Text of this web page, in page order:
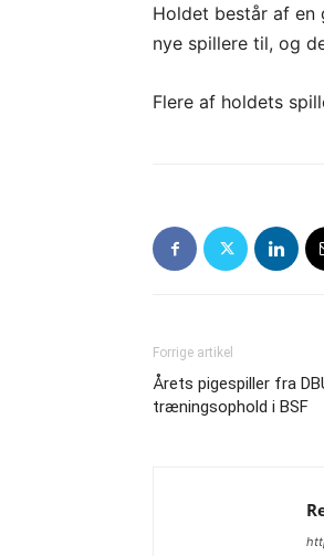
Holdet består af en
nye spillere til, og
Flere af holdets
Forrige artikel
Årets pigespiller fra
træningsophold i BSF